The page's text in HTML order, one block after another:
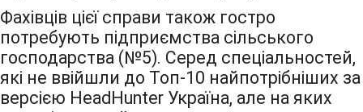
Фахівців цієї справи також гостро
потребують підприємства сільського
господарства (№5). Серед спеціальностей,
які не ввійшли до Топ-10 найпотрібніших за
версією HeadHunter Україна, але на яких